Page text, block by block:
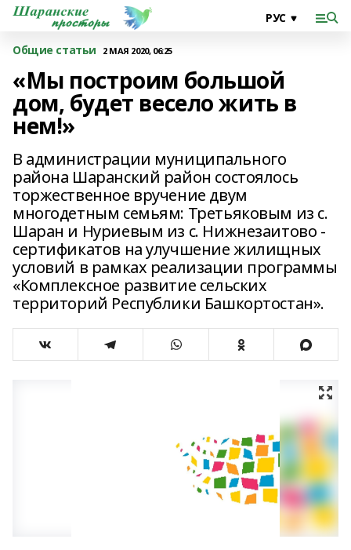
Общие статьи 2 МАЯ 2020, 06:25
«Мы построим большой
дом, будет весело жить в
нем!»
В администрации муниципального
района Шаранский район состоялось
торжественное вручение двум
многодетным семьям: Третьяковым из с.
Шаран и Нуриевым из с. Нижнезаитово -
сертификатов на улучшение жилищных
условий в рамках реализации программы
«Комплексное развитие сельских
территорий Республики Башкортостан».